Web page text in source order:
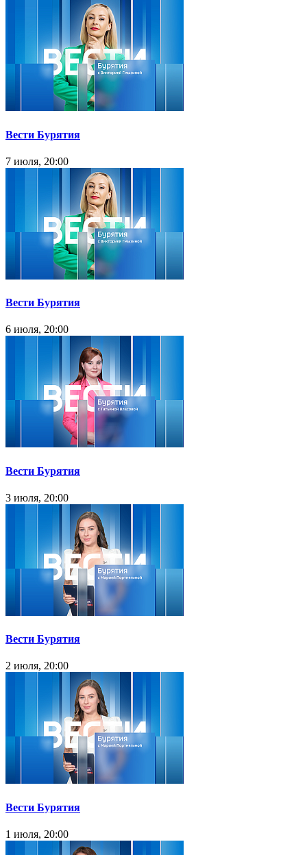
Вести Бурятия
7 июля, 20:00
Вести Бурятия
6 июля, 20:00
Вести Бурятия
3 июля, 20:00
Вести Бурятия
2 июля, 20:00
Вести Бурятия
1 июля, 20:00